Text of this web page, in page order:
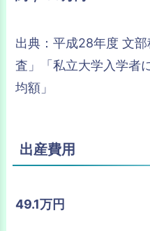
出典：平成28年度 文
査」「私立大学入学者
均額」
出産費用
49.1万円